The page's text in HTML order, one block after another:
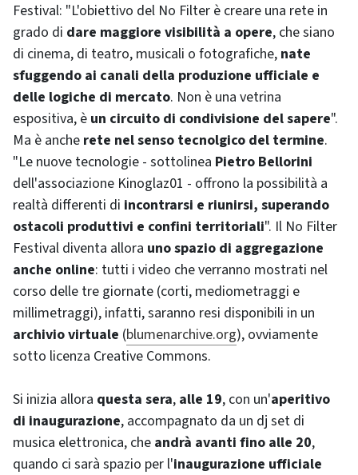
Festival: "L'obiettivo del No Filter è creare una rete in
grado di dare maggiore visibilità a opere, che siano
di cinema, di teatro, musicali o fotografiche, nate
sfuggendo ai canali della produzione ufficiale e
delle logiche di mercato. Non è una vetrina
espositiva, è un circuito di condivisione del sapere".
Ma è anche rete nel senso tecnolgico del termine.
"Le nuove tecnologie - sottolinea Pietro Bellorini
dell'associazione Kinoglaz01 - offrono la possibilità a
realtà differenti di incontrarsi e riunirsi, superando
ostacoli produttivi e confini territoriali". Il No Filter
Festival diventa allora uno spazio di aggregazione
anche online: tutti i video che verranno mostrati nel
corso delle tre giornate (corti, mediometraggi e
millimetraggi), infatti, saranno resi disponibili in un
archivio virtuale (blumenarchive.org), ovviamente
sotto licenza Creative Commons.
Si inizia allora questa sera, alle 19, con un'aperitivo
di inaugurazione, accompagnato da un dj set di
musica elettronica, che andrà avanti fino alle 20,
quando ci sarà spazio per l'inaugurazione ufficiale